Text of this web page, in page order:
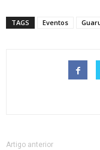
TAGS Eventos
Artigo anterior